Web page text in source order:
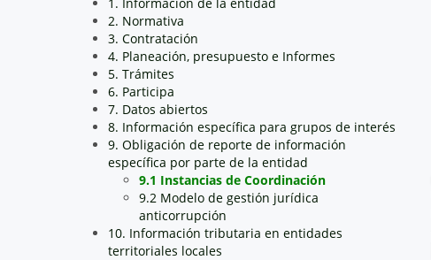
2. Normativa
3. Contratación
4. Planeación, presupuesto e Informes
5. Trámites
6. Participa
7. Datos abiertos
8. Información específica para grupos de interés
9. Obligación de reporte de información
específica por parte de la entidad
9.1 Instancias de Coordinación
9.2 Modelo de gestión jurídica
anticorrupción
10. Información tributaria en entidades
territoriales locales